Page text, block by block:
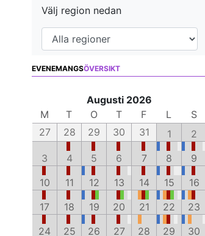
Välj region nedan
EVENEMANGSÖVERSIKT
Augusti 2026
M
T O T F L
S
27
28 29 30 31 1
2
3
4 5 6 7 8
9
10
11 12 13 14 15
16
17
18 19 20 21 22
23
24
25 26 27 28 29 30